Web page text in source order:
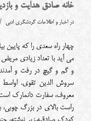
خانه صادق هدایت و
در اخبار و اطلاعات گردشگری ادبی /
چهار راه سعدی را که پایین
می آید با تعداد زیادی
و گم و گیچ در رفت و
سروش الدین تقوی. اواسط
معروف، سفارت دانمارک
راست بالای در بزرگ